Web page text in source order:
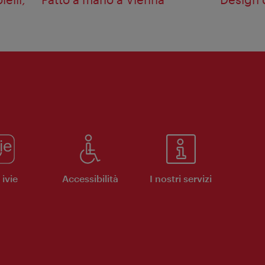
ivie Accessibilità I nostri servizi